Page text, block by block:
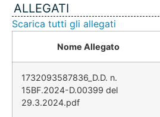
ALLEGATI
Scarica tutti gli allegati
Nome Allegato
1732093587836_D.D. n.
15BF.2024-D.00399 del
29.3.2024.pdf